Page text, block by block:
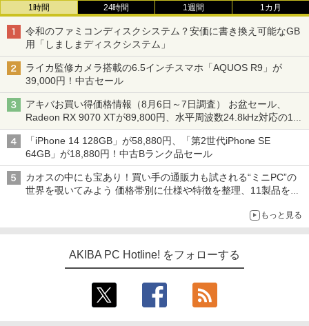
1時間 24時間 1週間 1カ月
令和のファミコンディスクシステム？安価に書き換え可能なGB
用「しましまディスクシステム」
ライカ監修カメラ搭載の6.5インチスマホ「AQUOS R9」が
39,000円！中古セール
アキバお買い得価格情報（8月6日～7日調査） お盆セール、
Radeon RX 9070 XTが89,800円、水平周波数24.8kHz対応の17
型モニターが9,801円、暑さ指数連動セール ほか
「iPhone 14 128GB」が58,880円、「第2世代iPhone SE
64GB」が18,880円！中古Bランク品セール
カオスの中にも宝あり！買い手の通販力も試される“ミニPC”の
世界を覗いてみよう 価格帯別に仕様や特徴を整理、11製品をピ
もっと見る
AKIBA PC Hotline! をフォローする